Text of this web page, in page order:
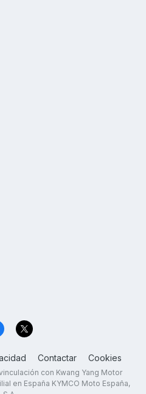
Contactar Cookies
con Kwang Yang Motor
en España KYMCO Moto España,